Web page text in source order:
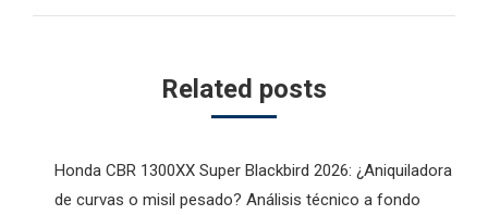
Related posts
Honda CBR 1300XX Super Blackbird 2026: ¿Aniquiladora
de curvas o misil pesado? Análisis técnico a fondo